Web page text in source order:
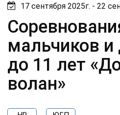
17 сентября 2025г. - 22
мальчиков и
до 11 лет
волан»